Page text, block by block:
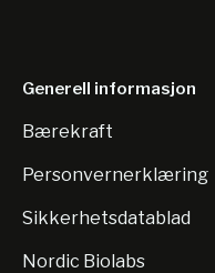
Generell informasjon
Bærekraft
Personvernerklæring
Sikkerhetsdatablad
Nordic Biolabs